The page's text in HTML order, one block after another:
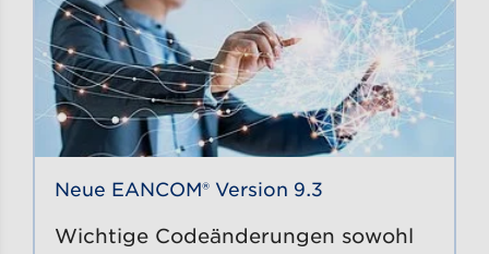
Neue EANCOM® Version 9.3
Wichtige Codeänderungen sowohl